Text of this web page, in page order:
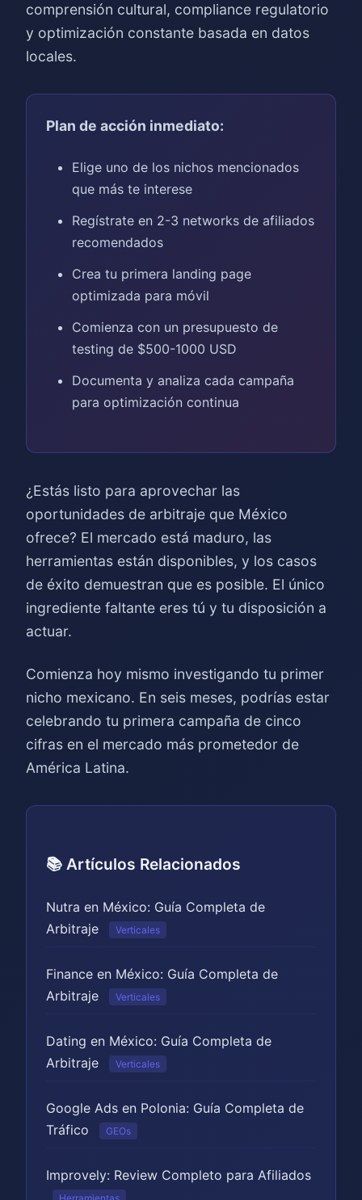
comprensión cultural, compliance regulatorio
y optimización constante basada en datos
locales.
Plan de acción inmediato:
Elige uno de los nichos mencionados
que más te interese
Regístrate en 2-3 networks de afiliados
recomendados
Crea tu primera landing page
optimizada para móvil
Comienza con un presupuesto de
testing de $500-1000 USD
Documenta y analiza cada campaña
para optimización continua
¿Estás listo para aprovechar las
oportunidades de arbitraje que México
ofrece? El mercado está maduro, las
herramientas están disponibles, y los casos
de éxito demuestran que es posible. El único
ingrediente faltante eres tú y tu disposición a
actuar.
Comienza hoy mismo investigando tu primer
nicho mexicano. En seis meses, podrías estar
celebrando tu primera campaña de cinco
cifras en el mercado más prometedor de
América Latina.
📚 Artículos Relacionados
Nutra en México: Guía Completa de
Arbitraje
Verticales
Finance en México: Guía Completa de
Arbitraje
Verticales
Dating en México: Guía Completa de
Arbitraje
Verticales
Google Ads en Polonia: Guía Completa de
Tráfico
GEOs
Improvely: Review Completo para Afiliados